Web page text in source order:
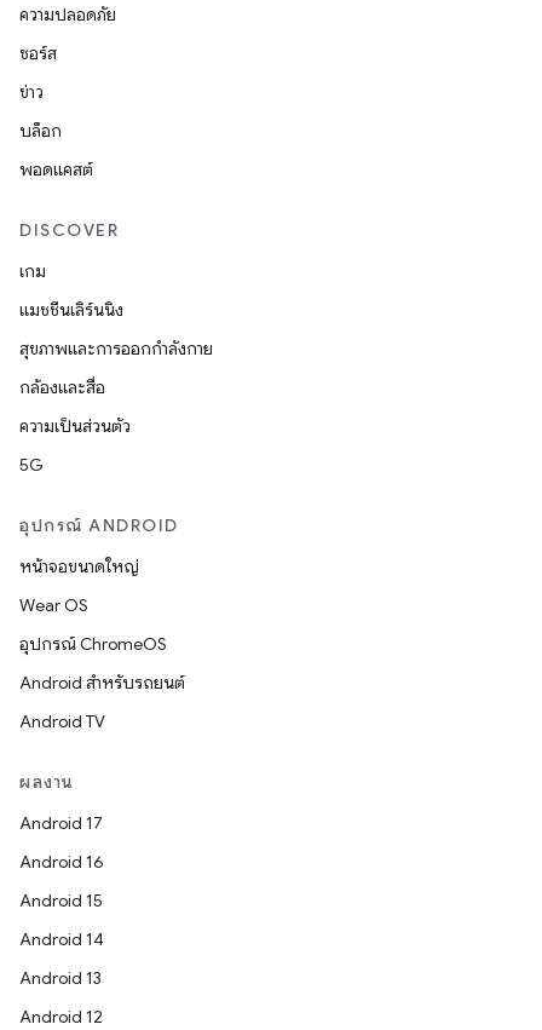
ความปลอดภัย
ซอร์ส
ข่าว
บล็อก
พอดแคสต์
DISCOVER
เกม
แมชชีนเลิร์นนิง
สุขภาพและการออกกำลังกาย
กล้องและสื่อ
ความเป็นส่วนตัว
5G
อุปกรณ์ ANDROID
หน้าจอขนาดใหญ่
Wear OS
อุปกรณ์ ChromeOS
Android สำหรับรถยนต์
Android TV
ผลงาน
Android 17
Android 16
Android 15
Android 14
Android 13
Android 12